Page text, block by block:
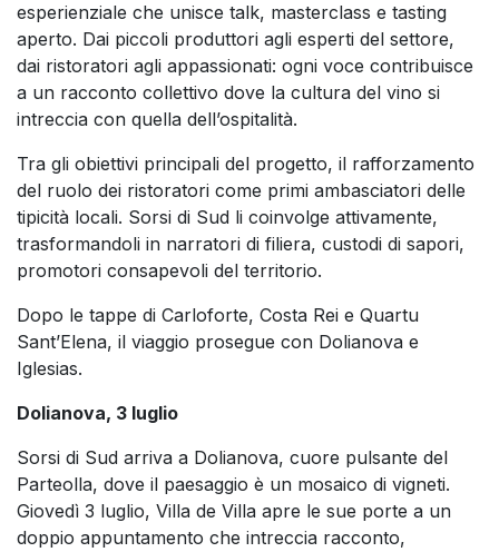
esperienziale che unisce talk, masterclass e tasting
aperto. Dai piccoli produttori agli esperti del settore,
dai ristoratori agli appassionati: ogni voce contribuisce
a un racconto collettivo dove la cultura del vino si
intreccia con quella dell’ospitalità.
Tra gli obiettivi principali del progetto, il rafforzamento
del ruolo dei ristoratori come primi ambasciatori delle
tipicità locali. Sorsi di Sud li coinvolge attivamente,
trasformandoli in narratori di filiera, custodi di sapori,
promotori consapevoli del territorio.
Dopo le tappe di Carloforte, Costa Rei e Quartu
Sant’Elena, il viaggio prosegue con Dolianova e
Iglesias.
Dolianova, 3 luglio
Sorsi di Sud arriva a Dolianova, cuore pulsante del
Parteolla, dove il paesaggio è un mosaico di vigneti.
Giovedì 3 luglio, Villa de Villa apre le sue porte a un
doppio appuntamento che intreccia racconto,